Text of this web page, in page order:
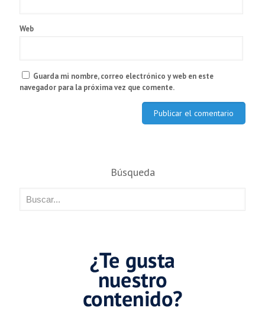
Web
Guarda mi nombre, correo electrónico y web en este
navegador para la próxima vez que comente.
Búsqueda